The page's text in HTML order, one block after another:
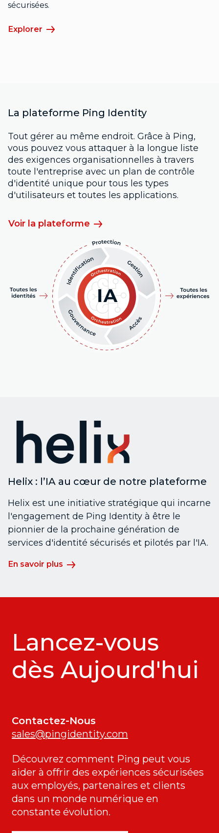
sécurisées.
Explorer
La plateforme Ping Identity
Tout gérer au même endroit. Grâce à Ping,
vous pouvez vous attaquer à la longue liste
des exigences organisationnelles à travers
toute l'entreprise avec un plan de contrôle
d'identité unique pour tous les types
d'utilisateurs et toutes les applications.
Voir la plateforme
Helix : l’IA au cœur de notre plateforme
Helix est une initiative stratégique qui incarne
l'engagement de Ping Identity à être le
pionnier de la prochaine génération de
services d'identité sécurisés et pilotés par l'IA.
En savoir plus
Lancez-vous
dès Aujourd'hui
Contactez-Nous
sales@pingidentity.com
Découvrez comment Ping peut vous
aider à offrir des expériences sécurisées
aux employés, partenaires et clients
dans un monde numérique en
constante évolution.